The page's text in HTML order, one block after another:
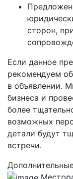
сторон,
Если данное
рекомендуем
в объявлении.
бизнеса и
более
возможных
детали будут
встречи.